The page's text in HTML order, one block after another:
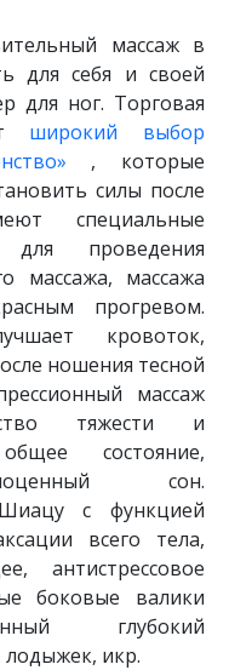
массаж в
для себя и своей
для ног. Торговая
широкий выбор
, которые
силы после
специальные
проведения
массажа, массажа
прогревом.
кровоток,
ношения тесной
массаж
тяжести и
состояние,
сон.
с функцией
всего тела,
антистрессовое
боковые валики
глубокий
лодыжек, икр.